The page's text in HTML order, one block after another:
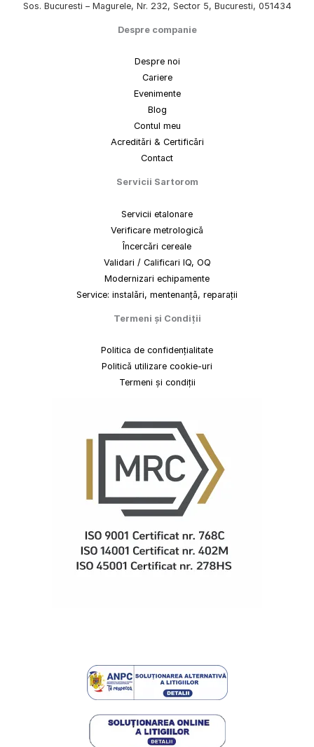
Sos. Bucuresti – Magurele, Nr. 232, Sector 5, Bucuresti, 051434
Despre companie
Despre noi
Cariere
Evenimente
Blog
Contul meu
Acreditări & Certificări
Contact
Servicii Sartorom
Servicii etalonare
Verificare metrologică
Încercări cereale
Validari / Calificari IQ, OQ
Modernizari echipamente
Service: instalări, mentenanță, reparații
Termeni și Condiții
Politica de confidențialitate
Politică utilizare cookie-uri
Termeni și condiții